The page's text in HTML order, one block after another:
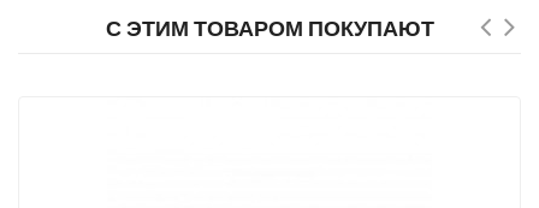
С ЭТИМ ТОВАРОМ ПОКУПАЮТ